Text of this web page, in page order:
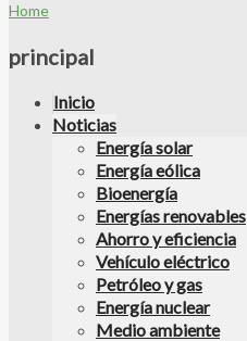
Home
principal
Inicio
Noticias
Energía solar
Energía eólica
Bioenergía
Energías renovables
Ahorro y eficiencia
Vehículo eléctrico
Petróleo y gas
Energía nuclear
Medio ambiente